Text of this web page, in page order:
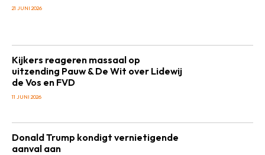
21 JUNI 2026
Kijkers reageren massaal op
uitzending Pauw & De Wit over Lidewij
de Vos en FVD
11 JUNI 2026
Donald Trump kondigt vernietigende
aanval aan